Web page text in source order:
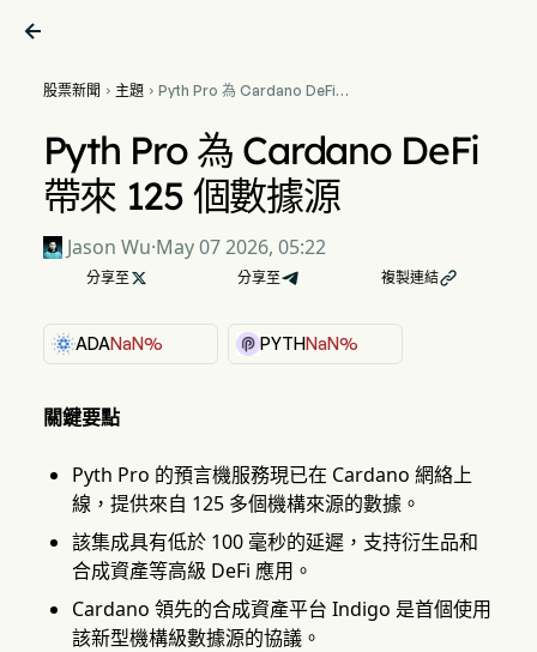

股票新聞  主題 Pyth Pro 為 Cardano DeFi
Pyth Pro 為 Cardano DeFi
帶來 125 個數據源
Jason Wu·May 07 2026, 05:22
分享至  分享至 複製連結
ADANaN% PYTHNaN%
關鍵要點
Pyth Pro 的預言機服務現已在 Cardano 網絡上
線，提供來自 125 多個機構來源的數據。
該集成具有低於 100 毫秒的延遲，支持衍生品和
合成資產等高級 DeFi 應用。
Cardano 領先的合成資產平台 Indigo 是首個使用
該新型機構級數據源的協議。